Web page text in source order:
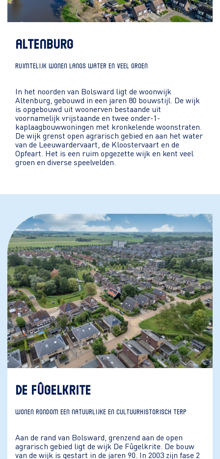
ALTENBURG
RUIMTELIJK WONEN LANGS WATER EN VEEL GROEN
In het noorden van Bolsward ligt de woonwijk
Altenburg, gebouwd in een jaren 80 bouwstijl. De wijk
is opgebouwd uit woonerven bestaande uit
voornamelijk vrijstaande en twee onder-1-
kaplaagbouwwoningen met kronkelende woonstraten.
De wijk grenst open agrarisch gebied en aan het water
van de Leeuwardervaart, de Kloostervaart en de
Opfeart. Het is een ruim opgezette wijk en kent veel
groen en diverse speelvelden.
DE FÛGELKRITE
WONEN RONDOM EEN NATUURLIJKE EN CULTUURHISTORISCH TERP
Aan de rand van Bolsward, grenzend aan de open
agrarisch gebied ligt de wijk De Fûgelkrite. De bouw
van de wijk is gestart in de jaren 90. In 2003 zijn fase 2